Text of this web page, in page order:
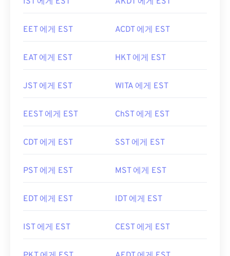
EET 에게 EST ACDT 에게 EST
EAT 에게 EST HKT 에게 EST
JST 에게 EST WITA 에게 EST
EEST 에게 EST ChST 에게 EST
CDT 에게 EST SST 에게 EST
PST 에게 EST MST 에게 EST
EDT 에게 EST IDT 에게 EST
IST 에게 EST CEST 에게 EST